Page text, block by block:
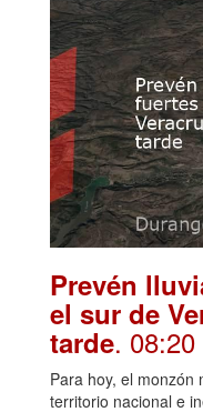
Prevén
el sur de
tarde. 08:20
Para hoy, el monzón
territorio nacional e